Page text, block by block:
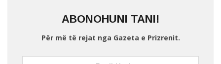
ABONOHUNI TANI!
Për më të rejat nga Gazeta e Prizrenit.